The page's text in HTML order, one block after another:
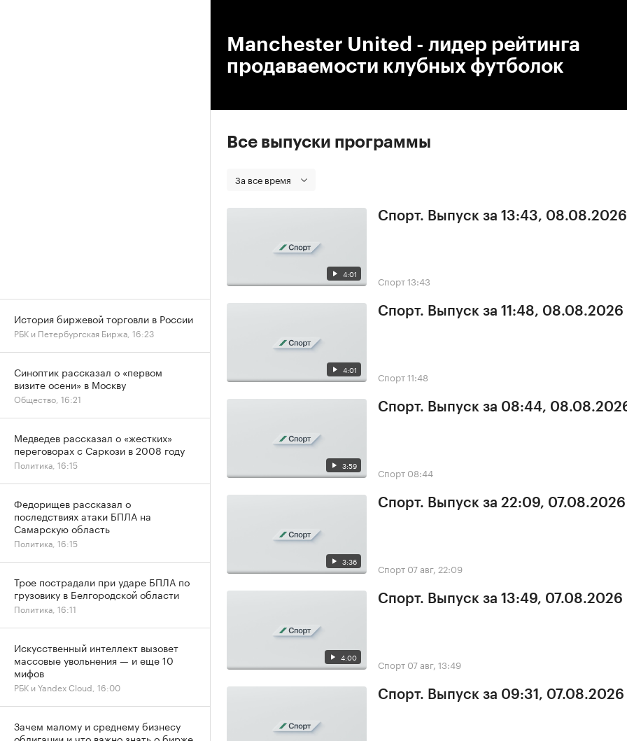
Manchester United - лидер рейтинга
продаваемости клубных футболок
Все выпуски программы
За все время
4:01
Спорт. Выпуск за 13:43, 08.08.2026
Спорт13:43
4:01
Спорт. Выпуск за 11:48, 08.08.2026
Спорт11:48
3:59
Спорт. Выпуск за 08:44,
Спорт 08:44
3:36
Спорт. Выпуск за 22:09, 07.08.2026
Спорт 07 авг, 22:09
4:00
Спорт. Выпуск за 13:49, 07.08.2026
Спорт 07 авг, 13:49
Спорт. Выпуск за 09:31, 07.08.2026
История биржевой торговли в России
РБК и Петербургская Биржа, 16:23
Синоптик рассказал о «первом
визите осени» в Москву
Общество, 16:21
Медведев рассказал о «жестких»
переговорах с Саркози в 2008 году
Политика, 16:15
Федорищев рассказал о
последствиях атаки БПЛА на
Самарскую область
Политика, 16:15
Трое пострадали при ударе БПЛА по
грузовику в Белгородской области
Политика, 16:11
Искусственный интеллект вызовет
массовые увольнения — и еще 10
мифов
РБК и Yandex Cloud, 16:00
Зачем малому и среднему бизнесу